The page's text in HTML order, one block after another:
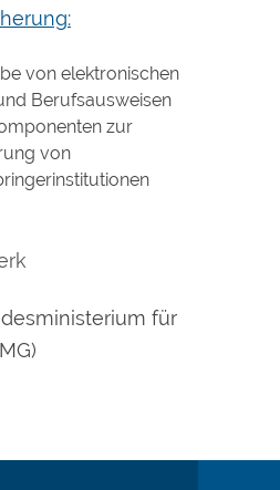
von elektronischen
Berufsausweisen
zur
von
für